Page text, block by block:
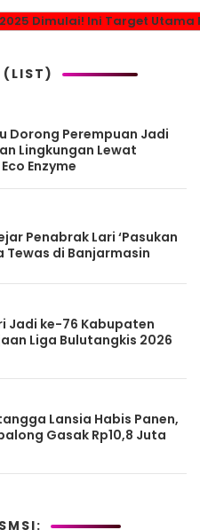
Dimulai! Ini Target Utama
(LIST)
Dorong Perempuan Jadi
Lingkungan Lewat
Enzyme
Penabrak Lari ‘Pasukan
Tewas di Banjarmasin
Jadi ke-76 Kabupaten
Liga Bulutangkis 2026
Lansia Habis Panen,
Gasak Rp10,8 Juta